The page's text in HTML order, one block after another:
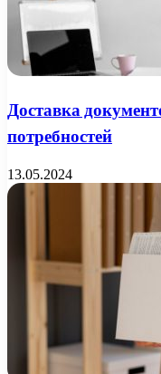
Доставка
потребностей
13.05.2024